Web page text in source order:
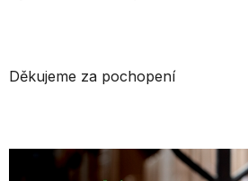
Děkujeme za pochopení